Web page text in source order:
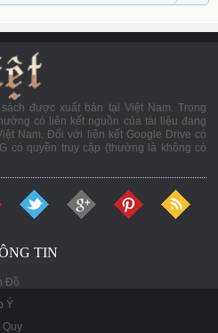
được xuất bản tại Việt Nam. Trong
có liên kết nguồn của tài liệu đang
Nam. Đối với liên kết Google Drive có
có quyền truy cập (thường là không có
TIN
Đồ
Ý
Quy